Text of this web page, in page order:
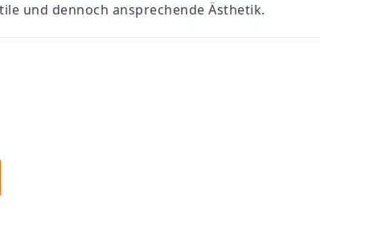
und dennoch ansprechende Ästhetik.